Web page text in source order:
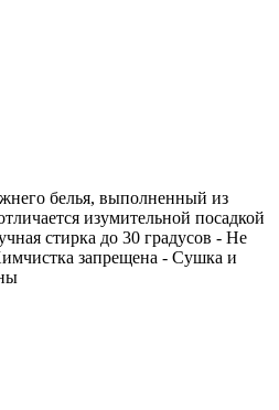
белья, выполненный из
изумительной посадкой
стирка до 30 градусов - Не
запрещена - Сушка и